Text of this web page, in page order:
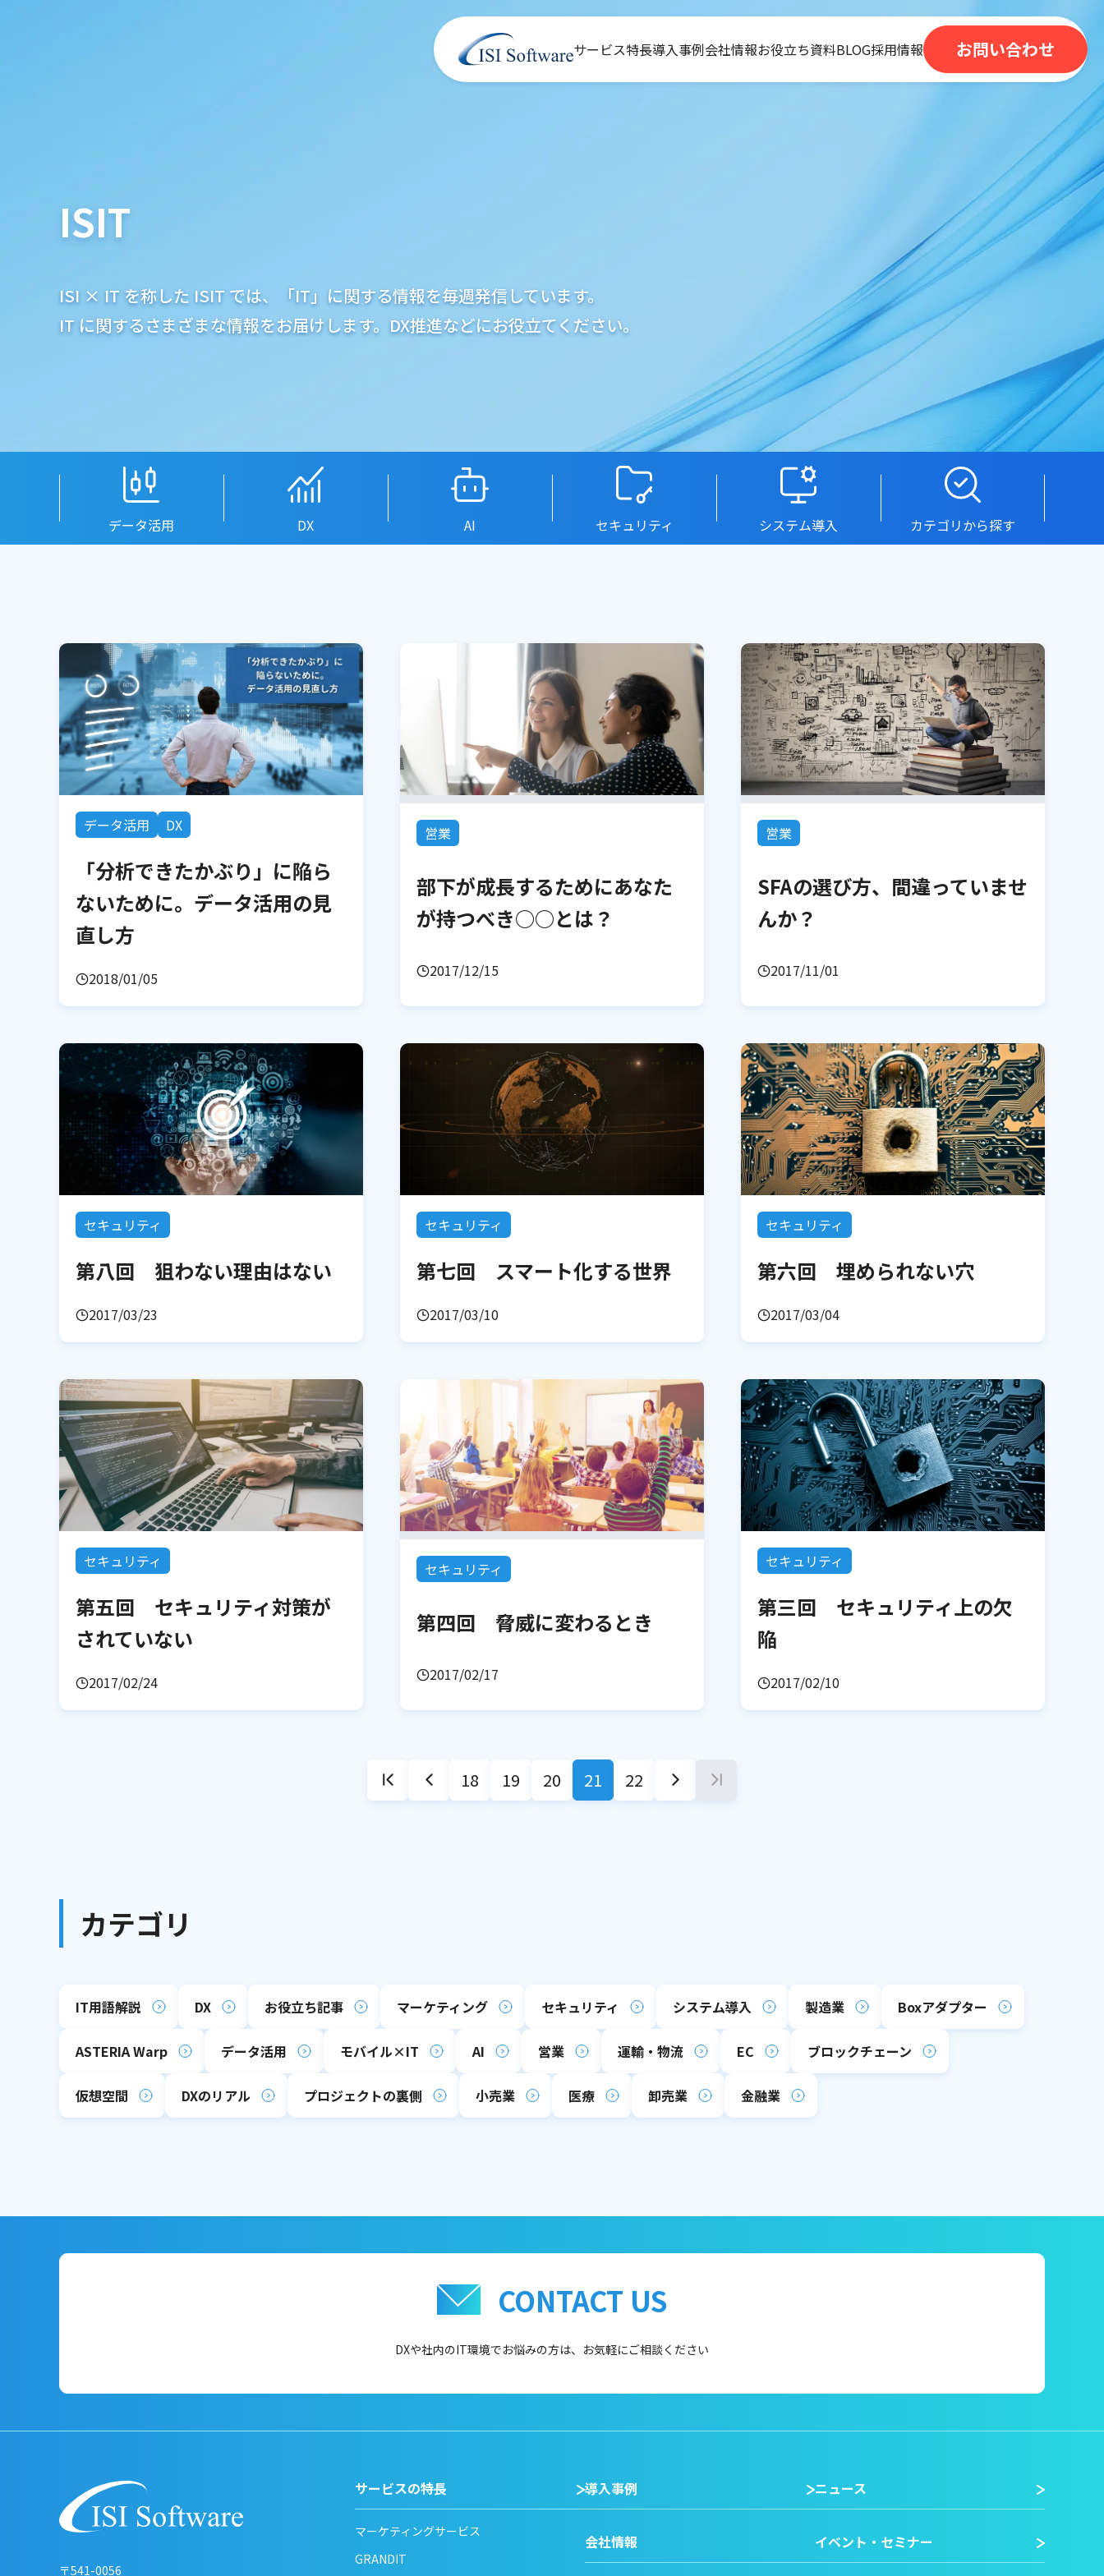
サービス特長導入事例会社情報お役立ち資料BLOG採用情報 お問い合わせ
ISIT
ISI × IT を称した ISIT では、「IT」に関する情報を毎週発信しています。
IT に関するさまざまな情報をお届けします。DX推進などにお役立てください。
データ活用 DX AI セキュリティ システム導入 カテゴリから探す
データ活用 DX
「分析できたかぶり」に陥ら
ないために。データ活用の見
直し方
2018/01/05
営業
部下が成長するためにあなた
が持つべき○○とは？
2017/12/15
営業
SFAの選び方、間違っていませ
んか？
2017/11/01
セキュリティ
第八回 狙わない理由はない
2017/03/23
セキュリティ
第七回 スマート化する世界
2017/03/10
セキュリティ
第六回 埋められない穴
2017/03/04
セキュリティ
第五回 セキュリティ対策が
されていない
2017/02/24
セキュリティ
第四回 脅威に変わるとき
2017/02/17
セキュリティ
第三回 セキュリティ上の欠
陥
2017/02/10
18 19 20 21 22
カテゴリ
IT用語解説 DX お役立ち記事 マーケティング セキュリティ システム導入 製造業 Boxアダプター
ASTERIA Warp データ活用 モバイル×IT AI 営業 運輸・物流 EC ブロックチェーン
仮想空間 DXのリアル プロジェクトの裏側 小売業 医療 卸売業 金融業
CONTACT US
DXや社内のIT環境でお悩みの方は、 お気軽にご相談ください
〒541-0056
サービスの特長
マーケティングサービス
GRANDIT
導入事例
会社情報
ニュース
イベント・セミナー